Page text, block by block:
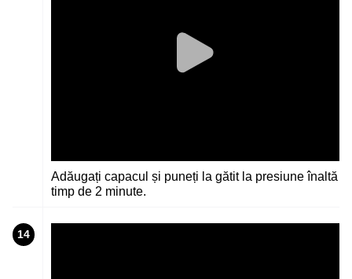
Adăugați capacul și puneți la gătit la presiune înaltă
timp de 2 minute.
14